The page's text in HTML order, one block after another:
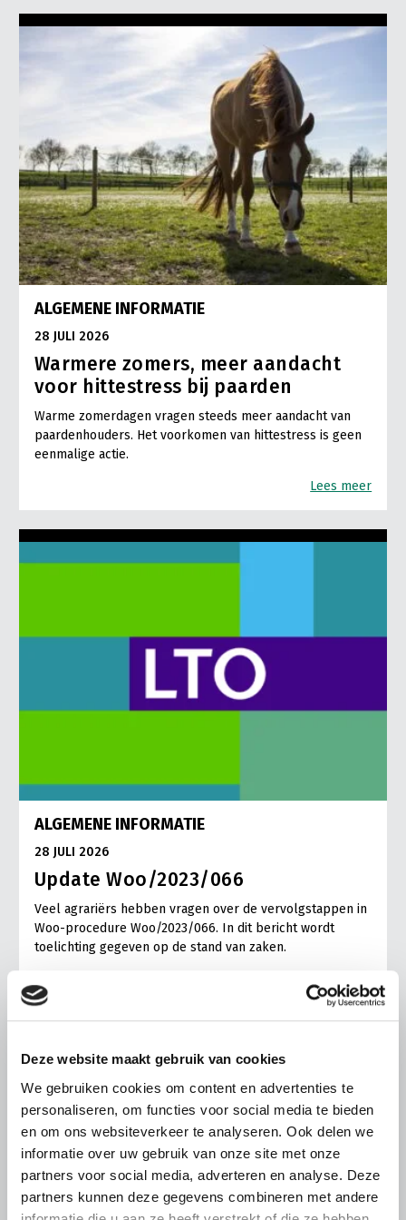
Deze website maakt gebruik van cookies
We gebruiken cookies om content en advertenties te
personaliseren, om functies voor social media te bieden
en om ons websiteverkeer te analyseren. Ook delen we
informatie over uw gebruik van onze site met onze
partners voor social media, adverteren en analyse. Deze
partners kunnen deze gegevens combineren met andere
ALGEMENE INFORMATIE
28 JULI 2026
Warmere zomers, meer aandacht
voor hittestress bij paarden
Warme zomerdagen vragen steeds meer aandacht van
paardenhouders. Het voorkomen van hittestress is geen
eenmalige actie.
Lees meer
ALGEMENE INFORMATIE
28 JULI 2026
Update Woo/2023/066
Veel agrariërs hebben vragen over de vervolgstappen in
Woo-procedure Woo/2023/066. In dit bericht wordt
toelichting gegeven op de stand van zaken.